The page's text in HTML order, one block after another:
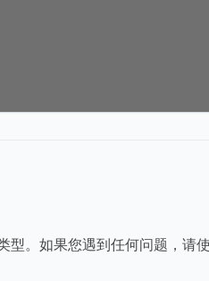
型。如果您遇到任何问题，请